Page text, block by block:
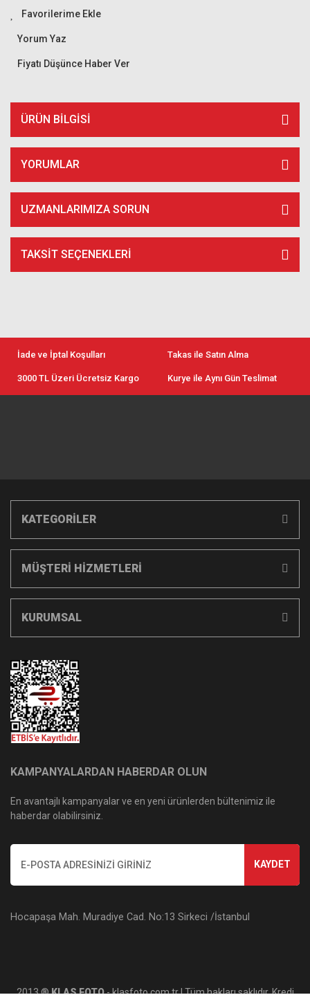
Yorum Yaz
Fiyatı Düşünce Haber Ver
ÜRÜN BILGISI
YORUMLAR
UZMANLARIMIZA SORUN
TAKSIT SEÇENEKLERI
İade ve İptal Koşulları Takas ile Satın Alma
3000 TL Üzeri Ücretsiz Kargo Kurye ile Aynı Gün Teslimat
KATEGORİLER
MÜŞTERİ HİZMETLERİ
KURUMSAL
KAMPANYALARDAN HABERDAR OLUN
En avantajlı kampanyalar ve en yeni ürünlerden bültenimiz ile
haberdar olabilirsiniz.
KAYDET
Hocapaşa Mah. Muradiye Cad. No:13 Sirkeci /İstanbul
2013 ®KLAS FOTO- klasfoto.com.tr | Tüm hakları saklıdır. Kredi